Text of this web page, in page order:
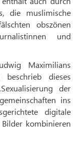
die muslimische
obszönen
und
Maximilians
dieses
der
ins
digitale
kombinieren